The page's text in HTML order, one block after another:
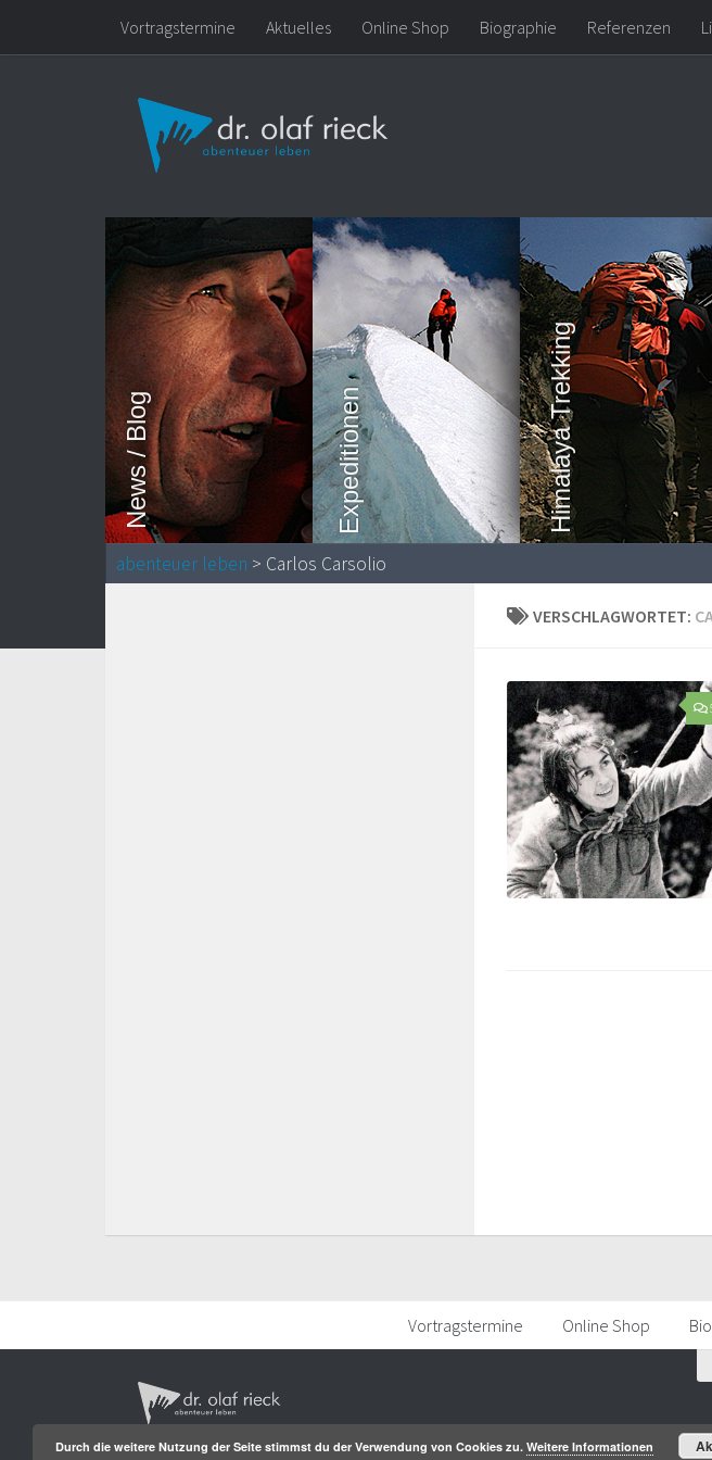
Zum Inhalt springen
Vortragstermine Aktuelles Online Shop Biographie Referenzen
News / Blog Expeditionen Himalaya Trekking
abenteuer leben > Carlos Carsolio
VERSCHLAGWORTET:
Vortragstermine Online Shop
Durch die weitere Nutzung der Seite stimmst du der Verwendung von Cookies zu. Weitere Informationen